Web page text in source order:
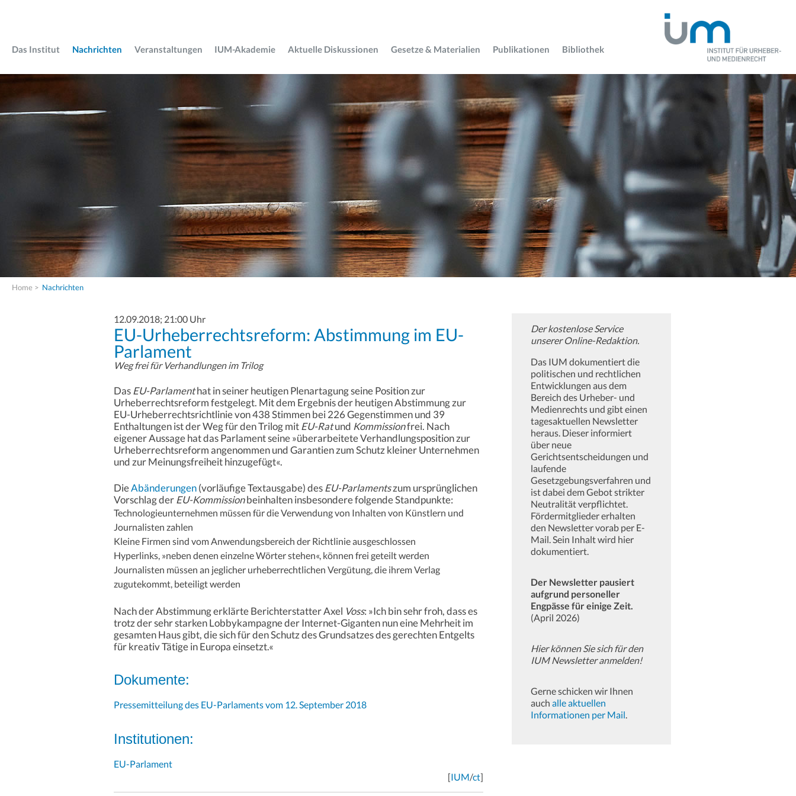
Das Institut Nachrichten Veranstaltungen IUM-Akademie Aktuelle Diskussionen Gesetze & Materialien Publikationen Bibliothek
Home > Nachrichten
12.09.2018; 21:00 Uhr
EU-Urheberrechtsreform: Abstimmung im EU-
Parlament
Weg frei für Verhandlungen im Trilog
DasEU-Parlamenthat in seiner heutigen Plenartagung seine Position zur
Urheberrechtsreform festgelegt. Mit dem Ergebnis der heutigen Abstimmung zur
EU-Urheberrechtsrichtlinie von 438 Stimmen bei 226 Gegenstimmen und 39
Enthaltungen ist der Weg für den Trilog mitEU-Ratund Kommissionfrei. Nach
eigener Aussage hat das Parlament seine »überarbeitete Verhandlungsposition zur
Urheberrechtsreform angenommen und Garantien zum Schutz kleiner Unternehmen
und zur Meinungsfreiheit hinzugefügt«.
DieAbänderungen(vorläufige Textausgabe) desEU-Parlamentszum ursprünglichen
Vorschlag derEU-Kommissionbeinhalten insbesondere folgende Standpunkte:
Technologieunternehmen müssen für die Verwendung von Inhalten von Künstlern und
Journalisten zahlen
Kleine Firmen sind vom Anwendungsbereich der Richtlinie ausgeschlossen
Hyperlinks, »neben denen einzelne Wörter stehen«, können frei geteilt werden
Journalisten müssen an jeglicher urheberrechtlichen Vergütung, die ihrem Verlag
zugutekommt, beteiligt werden
Nach der Abstimmung erklärte Berichterstatter Axel Voss: »Ich bin sehr froh, dass es
trotz der sehr starken Lobbykampagne der Internet-Giganten nun eine Mehrheit im
gesamten Haus gibt, die sich für den Schutz des Grundsatzes des gerechten Entgelts
für kreativ Tätige in Europa einsetzt.«
Dokumente:
Pressemitteilung des EU-Parlaments vom 12. September 2018
Institutionen:
EU-Parlament
[IUM/ct]
Der kostenlose Service
unserer Online-Redaktion.
Das IUM dokumentiert die
politischen und rechtlichen
Entwicklungen aus dem
Bereich des Urheber- und
Medienrechts und gibt einen
tagesaktuellen Newsletter
heraus. Dieser informiert
über neue
Gerichtsentscheidungen und
laufende
Gesetzgebungsverfahren und
ist dabei dem Gebot strikter
Neutralität verpflichtet.
Fördermitglieder erhalten
den Newsletter vorab per E-
Mail. Sein Inhalt wird hier
dokumentiert.
Der Newsletter pausiert
aufgrund personeller
Engpässe für einige Zeit.
(April 2026)
Hier können Sie sich für den
IUM Newsletter anmelden!
Gerne schicken wir Ihnen
auch alle aktuellen
Informationen per Mail.